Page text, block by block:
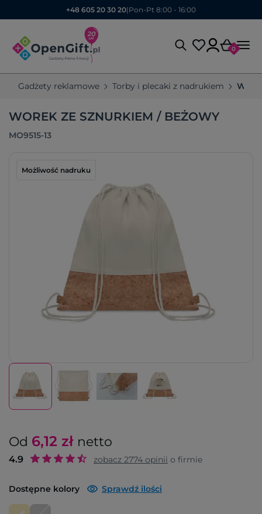
+48 605 20 30 20| Pon-Pt 8:00 - 16:00
0
Gadżety reklamowe Torby i plecaki z nadrukiem
WOREK ZE SZNURKIEM / BEŻOWY
MO9515-13
Możliwość nadruku
Od 6,12 zł netto
4.9 zobacz 2774 opinii o firmie
Dostępne kolory Sprawdź ilości